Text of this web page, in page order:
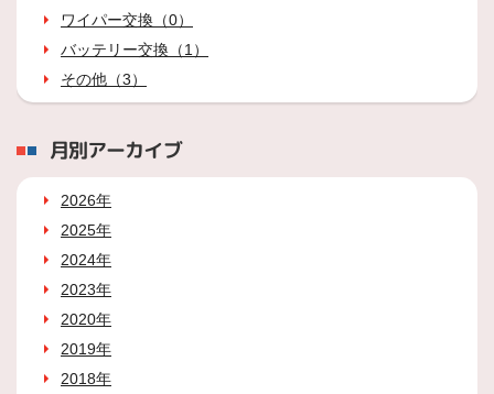
ワイパー交換（0）
バッテリー交換（1）
その他（3）
月別アーカイブ
2026年
2025年
2024年
2023年
2020年
2019年
2018年